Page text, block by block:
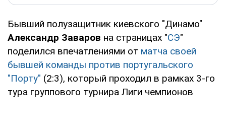
Бывший полузащитник киевского "Динамо"
Александр Заваров на страницах "СЭ"
поделился впечатлениями от матча своей
бывшей команды против португальского
"Порту" (2:3), который проходил в рамках 3-го
тура группового турнира Лиги чемпионов